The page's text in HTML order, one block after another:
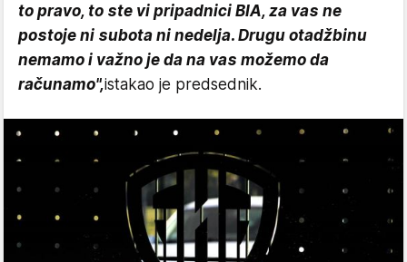
to pravo, to ste vi pripadnici BIA, za vas ne
postoje ni subota ni nedelja. Drugu otadžbinu
nemamo i važno je da na vas možemo da
računamo",istakao je predsednik.